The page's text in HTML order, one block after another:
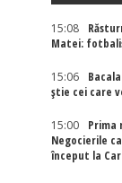
15:08
Matei:
15:06
știe cei care
15:00
Prima
Negocierile
început la